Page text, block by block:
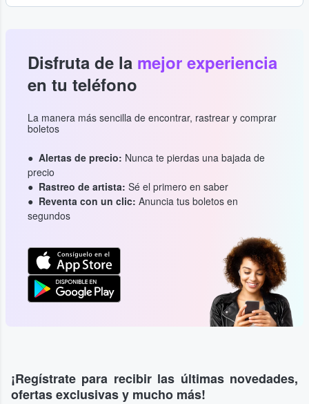
Disfruta de la mejor experiencia
en tu teléfono
La manera más sencilla de encontrar, rastrear y comprar
boletos
Alertas de precio: Nunca te pierdas una bajada de
precio
Rastreo de artista: Sé el primero en saber
Reventa con un clic: Anuncia tus boletos en
segundos
¡Regístrate para recibir las últimas novedades,
ofertas exclusivas y mucho más!